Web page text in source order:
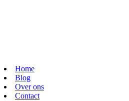
Home
Blog
Over ons
Contact